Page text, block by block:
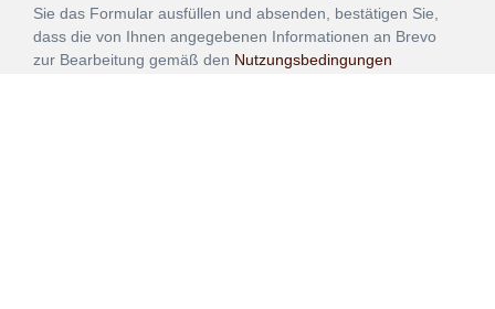
Sie das Formular ausfüllen und absenden, bestätigen Sie,
dass die von Ihnen angegebenen Informationen an Brevo
zur Bearbeitung gemäß den Nutzungsbedingungen